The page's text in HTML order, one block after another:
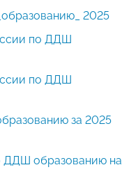
2025
по ДДШ
по ДДШ
за 2025
ДДШ образованию на